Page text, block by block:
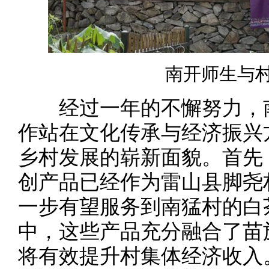
南开师生与
经过一年的不懈努力，
作站在文化传承与经济振
乡村发展的崭新面貌。首
创产品已经作为雷山县脚
一步有望服务到南猛村的
中，这些产品充分融合了
将有效提升村集体经济收